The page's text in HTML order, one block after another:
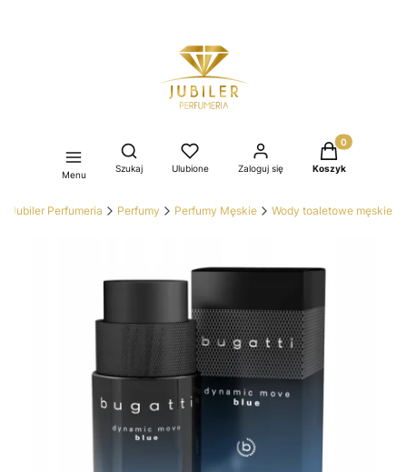
Menu
Otwórz wyszukiwarkę
Szukaj Ulubione Zaloguj się
Produkty w
Koszyk
Jubiler Perfumeria Perfumy Perfumy Męskie Wody toaletowe męskie